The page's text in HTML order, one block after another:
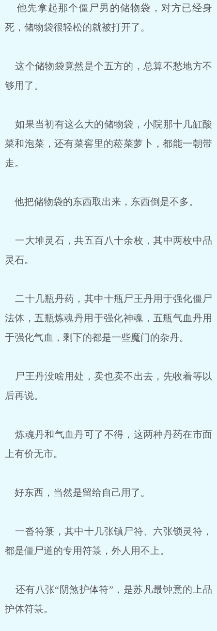
他先拿起那个僵尸男的储物袋，对方已经身
死，储物袋很轻松的就被打开了。
这个储物袋竟然是个五方的，总算不愁地方不
够用了。
如果当初有这么大的储物袋，小院那十几缸酸
菜和泡菜，还有菜窖里的菘菜萝卜，都能一朝带
走。
他把储物袋的东西取出来，东西倒是不多。
一大堆灵石，共五百八十余枚，其中两枚中品
灵石。
二十几瓶丹药，其中十瓶尸王丹用于强化僵尸
法体，五瓶炼魂丹用于强化神魂，五瓶气血丹用
于强化气血，剩下的都是一些魔门的杂丹。
尸王丹没啥用处，卖也卖不出去，先收着等以
后再说。
炼魂丹和气血丹可了不得，这两种丹药在市面
上有价无市。
好东西，当然是留给自己用了。
一沓符箓，其中十几张镇尸符、六张锁灵符，
都是僵尸道的专用符箓，外人用不上。
还有八张“阴煞护体符”，是苏凡最钟意的上品
护体符箓。